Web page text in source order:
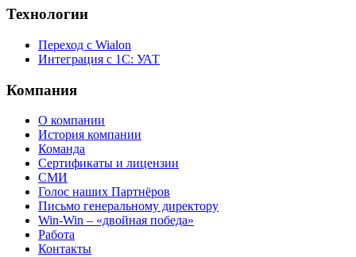
Технологии
Переход с Wialon
Интеграция с 1С: УАТ
Компания
О компании
История компании
Команда
Сертификаты и лицензии
СМИ
Голос наших Партнёров
Письмо генеральному директору
Win-Win – «двойная победа»
Работа
Контакты